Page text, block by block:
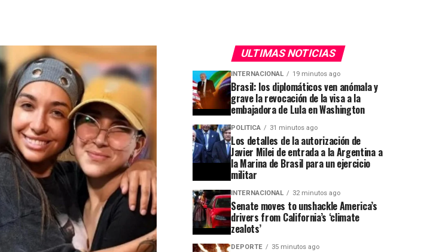
ULTIMAS NOTICIAS
INTERNACIONAL 19 minutos ago
Brasil: los diplomáticos ven anómala y
grave la revocación de la visa a la
embajadora de Lula en Washington
POLITICA 31 minutos ago
Los detalles de la autorización de
Javier Milei de entrada a la Argentina a
la Marina de Brasil para un ejercicio
militar
INTERNACIONAL 32 minutos ago
Senate moves to unshackle America’s
drivers from California’s ‘climate
zealots’
DEPORTE 35 minutos ago